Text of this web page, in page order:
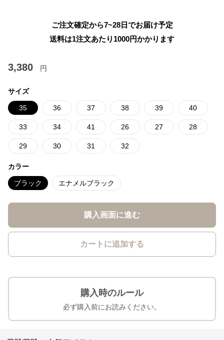
ご注文確定から7~28日でお届け予定
送料は1注文あたり 1000円かかります
3,380 円
サイズ
35 36 37 38 39 40
33 34 41 26 27 28
29 30 31 32
カラー
ブラック エナメルブラック
購入画面に進む
カートに追加する
購入時のルール
必ず購入前にお読みください。